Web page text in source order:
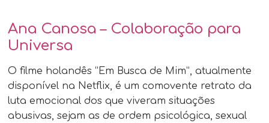
Ana Canosa – Colaboração para
Universa
O filme holandês “Em Busca de Mim”, atualmente
disponível na Netflix, é um comovente retrato da
luta emocional dos que viveram situações
abusivas, sejam as de ordem psicológica, sexual